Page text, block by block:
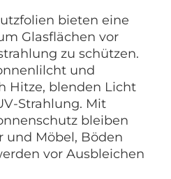
bieten eine
Glasflächen vor
zu schützen.
und
Hitze, blenden Licht
Strahlung. Mit
bleiben
und Möbel, Böden
vor Ausbleichen